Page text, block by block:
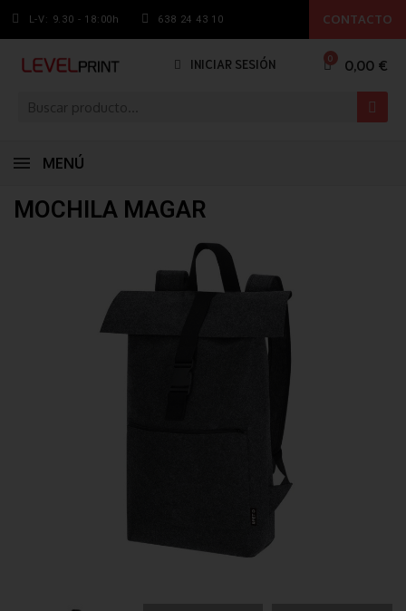
L-V: 9.30 - 18:00h 638 24 43 10 CONTACTO
INICIAR SESIÓN 0,00 €
MENÚ
MOCHILA MAGAR